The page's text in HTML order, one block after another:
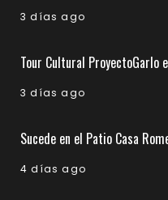
3 días ago
Tour Cultural ProyectoGarlo
3 días ago
Sucede en el Patio Casa
4 días ago